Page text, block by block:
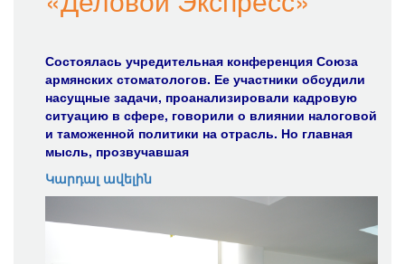
Состоялась учредительная конференция Союза
армянских стоматологов. Ее участники обсудили
насущные задачи, проанализировали кадровую
ситуацию в сфере, говорили о влиянии налоговой
и таможенной политики на отрасль. Но главная
мысль, прозвучавшая
Կարդալ ավելին